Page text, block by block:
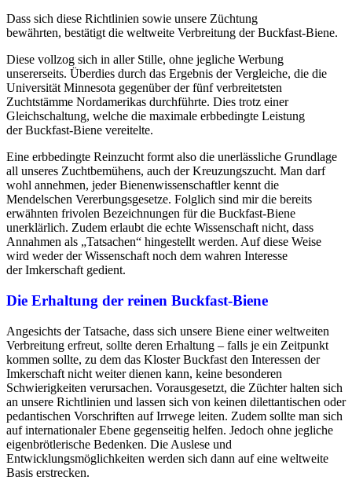
Dass sich diese Richtlinien sowie unsere Züchtung
bewährten, bestätigt die weltweite Verbreitung der Buckfast-Biene.
Diese vollzog sich in aller Stille, ohne jegliche Werbung
unsererseits. Überdies durch das Ergebnis der Vergleiche, die die
Universität Minnesota gegenüber der fünf verbreitetsten
Zuchtstämme Nordamerikas durchführte. Dies trotz einer
Gleichschaltung, welche die maximale erbbedingte Leistung
der Buckfast-Biene vereitelte.
Eine erbbedingte Reinzucht formt also die unerlässliche Grundlage
all unseres Zuchtbemühens, auch der Kreuzungszucht. Man darf
wohl annehmen, jeder Bienenwissenschaftler kennt die
Mendelschen Vererbungsgesetze. Folglich sind mir die bereits
erwähnten frivolen Bezeichnungen für die Buckfast-Biene
unerklärlich. Zudem erlaubt die echte Wissenschaft nicht, dass
Annahmen als „Tatsachen“ hingestellt werden. Auf diese Weise
wird weder der Wissenschaft noch dem wahren Interesse
der Imkerschaft gedient.
Die Erhaltung der reinen Buckfast-Biene
Angesichts der Tatsache, dass sich unsere Biene einer weltweiten
Verbreitung erfreut, sollte deren Erhaltung – falls je ein Zeitpunkt
kommen sollte, zu dem das Kloster Buckfast den Interessen der
Imkerschaft nicht weiter dienen kann, keine besonderen
Schwierigkeiten verursachen. Vorausgesetzt, die Züchter halten sich
an unsere Richtlinien und lassen sich von keinen dilettantischen oder
pedantischen Vorschriften auf Irrwege leiten. Zudem sollte man sich
auf internationaler Ebene gegenseitig helfen. Jedoch ohne jegliche
eigenbrötlerische Bedenken. Die Auslese und
Entwicklungsmöglichkeiten werden sich dann auf eine weltweite
Basis erstrecken.